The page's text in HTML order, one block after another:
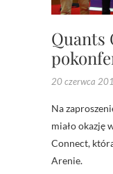
Quants
20 czerwca
Na
miało okazję
Connect,
Arenie.